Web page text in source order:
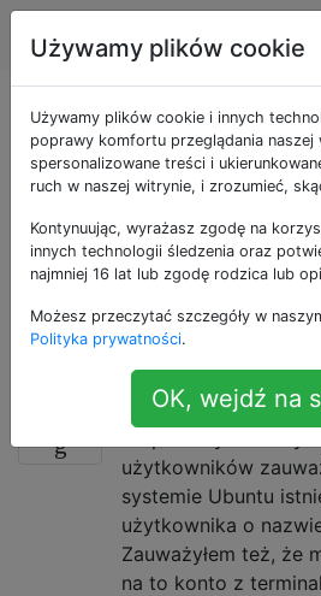
Ubuntu Tagi
Pytania
jako
Twoja nazwa użytkownika to
logujesz się za pośrednictwem
+ T). Twoja nazwa użytkownika
symbolem at (@).
Jaki jest cel
użytkowników
systemie Ubuntu
użytkownika o
Zauważyłem też, że
na to konto z
Używamy plików cookie
Używamy plików cookie i innych
poprawy komfortu przeglądania
spersonalizowane treści i
ruch w naszej witrynie, i zrozumieć,
Kontynuując, wyrażasz zgodę na
innych technologii śledzenia oraz
najmniej 16 lat lub zgodę rodzica lub
Możesz przeczytać szczegóły w
Polityka prywatności.
OK, wejdź na